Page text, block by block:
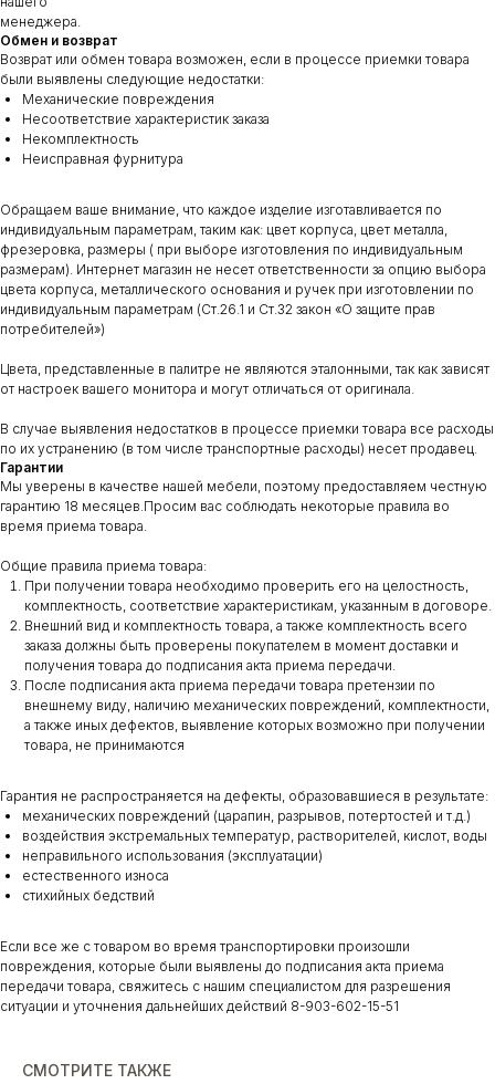
менеджера.
Обмен и возврат
Возврат или обмен товара возможен, если в процессе приемки товара
были выявлены следующие недостатки:
Механические повреждения
Несоответствие характеристик заказа
Некомплектность
Неисправная фурнитура
Обращаем ваше внимание, что каждое изделие изготавливается по
индивидуальным параметрам, таким как: цвет корпуса, цвет металла,
фрезеровка, размеры ( при выборе изготовления по индивидуальным
размерам). Интернет магазин не несет ответственности за опцию выбора
цвета корпуса, металлического основания и ручек при изготовлении по
индивидуальным параметрам (Ст.26.1 и Ст.32 закон «О защите прав
потребителей»)
Цвета, представленные в палитре не являются эталонными, так как зависят
от настроек вашего монитора и могут отличаться от оригинала.
В случае выявления недостатков в процессе приемки товара все расходы
по их устранению (в том числе транспортные расходы) несет продавец.
Гарантии
Мы уверены в качестве нашей мебели, поэтому предоставляем честную
гарантию 18 месяцев.Просим вас соблюдать некоторые правила во
время приема товара.
Общие правила приема товара:
При получении товара необходимо проверить его на целостность,
комплектность, соответствие характеристикам, указанным в договоре.
Внешний вид и комплектность товара, а также комплектность всего
заказа должны быть проверены покупателем в момент доставки и
получения товара до подписания акта приема передачи.
После подписания акта приема передачи товара претензии по
внешнему виду, наличию механических повреждений, комплектности,
а также иных дефектов, выявление которых возможно при получении
товара, не принимаются
Гарантия не распространяется на дефекты, образовавшиеся в результате:
механических повреждений (царапин, разрывов, потертостей и т.д.)
воздействия экстремальных температур, растворителей, кислот, воды
неправильного использования (эксплуатации)
естественного износа
стихийных бедствий
Если все же с товаром во время транспортировки произошли
повреждения, которые были выявлены до подписания акта приема
передачи товара, свяжитесь с нашим специалистом для разрешения
ситуации и уточнения дальнейших действий 8-903-602-15-51
СМОТРИТЕ ТАКЖЕ